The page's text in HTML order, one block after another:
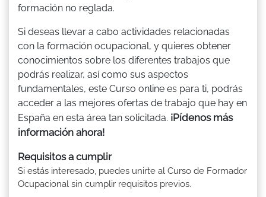
formación no reglada.
Si deseas llevar a cabo actividades relacionadas
con la formación ocupacional, y quieres obtener
conocimientos sobre los diferentes trabajos que
podrás realizar, así como sus aspectos
fundamentales, este Curso online es para ti, podrás
acceder a las mejores ofertas de trabajo que hay en
España en esta área tan solicitada. ¡Pídenos más
información ahora!
Requisitos a cumplir
Si estás interesado, puedes unirte al Curso de Formador
Ocupacional sin cumplir requisitos previos.